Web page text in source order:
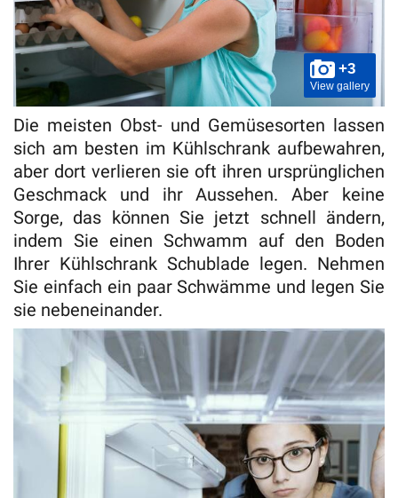
+3
View gallery
Die meisten Obst- und Gemüsesorten lassen
sich am besten im Kühlschrank aufbewahren,
aber dort verlieren sie oft ihren ursprünglichen
Geschmack und ihr Aussehen. Aber keine
Sorge, das können Sie jetzt schnell ändern,
indem Sie einen Schwamm auf den Boden
Ihrer Kühlschrank Schublade legen. Nehmen
Sie einfach ein paar Schwämme und legen Sie
sie nebeneinander.